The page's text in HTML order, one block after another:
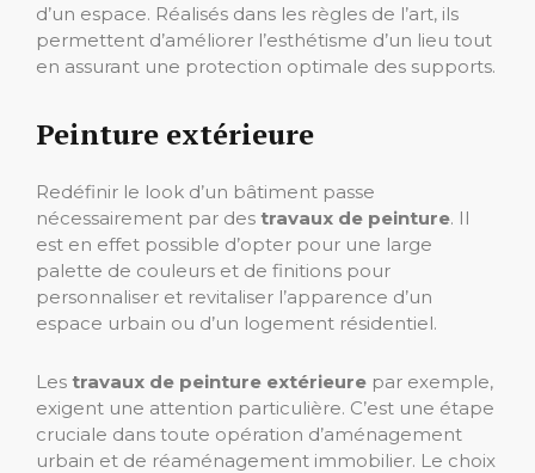
d’un espace. Réalisés dans les règles de l’art, ils
permettent d’améliorer l’esthétisme d’un lieu tout
en assurant une protection optimale des supports.
Peinture extérieure
Redéfinir le look d’un bâtiment passe
nécessairement par des travaux de peinture. Il
est en effet possible d’opter pour une large
palette de couleurs et de finitions pour
personnaliser et revitaliser l’apparence d’un
espace urbain ou d’un logement résidentiel.
Les travaux de peinture extérieure par exemple,
exigent une attention particulière. C’est une étape
cruciale dans toute opération d’aménagement
urbain et de réaménagement immobilier. Le choix